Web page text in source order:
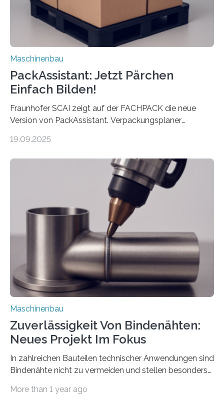
Maschinenbau
PackAssistant: Jetzt Pärchen
Einfach Bilden!
Fraunhofer SCAI zeigt auf der FACHPACK die neue
Version von PackAssistant. Verpackungsplaner
Automobil, Maschinenbau und in der Zulieferindustrie.
Teile als eine Einheit verpacken. Die Anordnung kann
der Benutzer vorgeben und erhält so mehr Kontrolle
über die Positionierung der Bauteile. Die ebenfalls neue
Automatisierungsschnittstelle dient dazu, die Software
besser in spezifische Unternehmensprozesse
einzubinden. Sankt Augustin – Zur Messe FACHPACK
vom 23. bis 25. September in Nürnberg…
19.09.2025
Maschinenbau
Zuverlässigkeit Von Bindenähten:
Neues Projekt Im Fokus
In zahlreichen Bauteilen technischer Anwendungen sind
Bindenähte nicht zu vermeiden und stellen besonders
Matrixmaterials eine große Herausforderung dar.
More than 1 year ago